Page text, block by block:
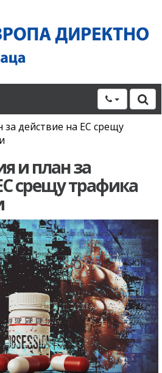
за действие на ЕС срещу
и план за
срещу трафика